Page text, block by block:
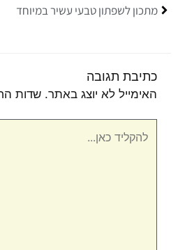
קודםמתכון לשפתון טבעי עשיר במיוחד
כתיבת תגובה
האימייל לא יוצג באתר. שדות
כאן...